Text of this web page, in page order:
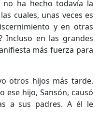
no ha hecho todavía la
cuales, unas veces es
y en otras
Incluso en las grandes
más fuerza para
otros hijos más tarde.
ese hijo, Sansón, causó
a sus padres. A él le